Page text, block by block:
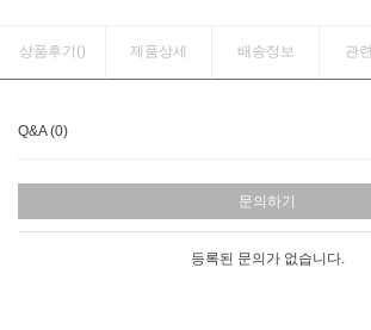
상품후기() 제품상세 배송정보 관
Q&A (0)
문의하기
등록된 문의가 없습니다.